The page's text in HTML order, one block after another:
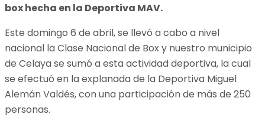
box hecha en la Deportiva MAV.
Este domingo 6 de abril, se llevó a cabo a nivel
nacional la Clase Nacional de Box y nuestro municipio
de Celaya se sumó a esta actividad deportiva, la cual
se efectuó en la explanada de la Deportiva Miguel
Alemán Valdés, con una participación de más de 250
personas.